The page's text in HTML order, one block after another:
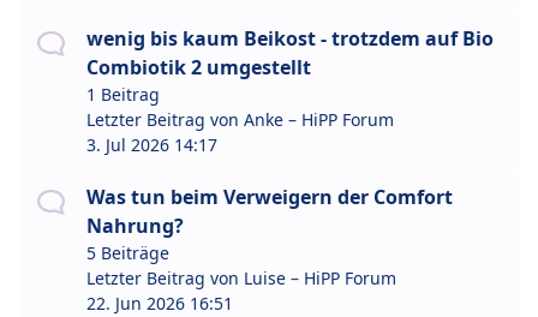
wenig bis kaum Beikost - trotzdem auf Bio
Combiotik 2 umgestellt
1 Beitrag
Letzter Beitrag von Anke – HiPP Forum
3. Jul 2026 14:17
Was tun beim Verweigern der Comfort
Nahrung?
5 Beiträge
Letzter Beitrag von Luise – HiPP Forum
22. Jun 2026 16:51